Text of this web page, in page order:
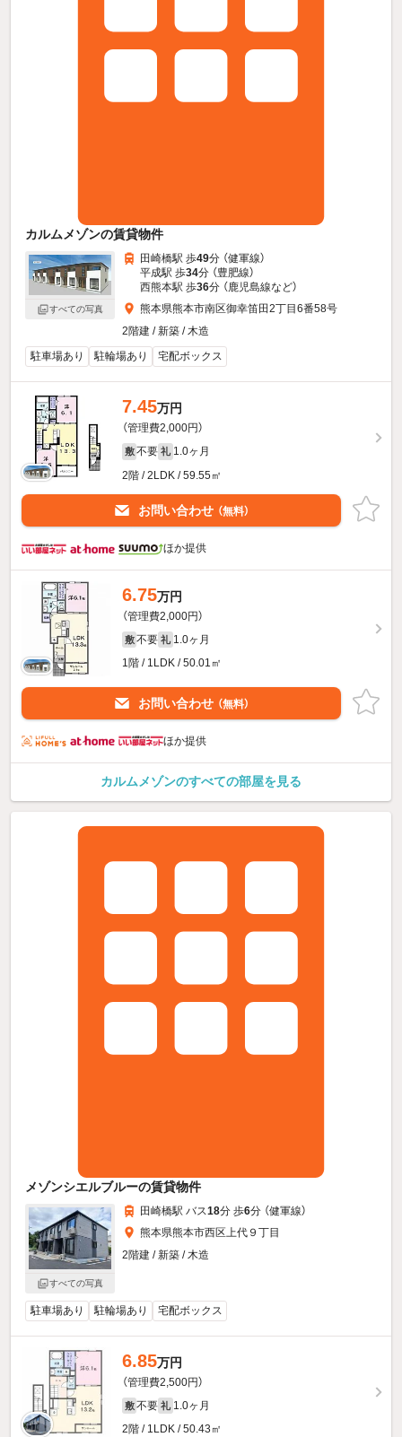
カルムメゾンの賃貸物件
すべての写真
田崎橋駅 歩49分 （健軍線）
平成駅 歩34分 （豊肥線）
西熊本駅 歩36分 （鹿児島線など）
熊本県熊本市南区御幸笛田2丁目6番58号
2階建 / 新築 / 木造
駐車場あり
駐輪場あり 宅配ボックス
7.45万円
（管理費2,000円）
敷 不要 礼 1.0ヶ月
2階 / 2LDK / 59.55㎡
お問い合わせ （無料）
ほか提供
6.75万円
（管理費2,000円）
敷 不要 礼 1.0ヶ月
1階 / 1LDK / 50.01㎡
お問い合わせ （無料）
ほか提供
カルムメゾンのすべての部屋を見る
メゾンシエルブルーの賃貸物件
すべての写真
田崎橋駅 バス18分 歩6分 （健軍線）
熊本県熊本市西区上代９丁目
2階建 / 新築 / 木造
駐車場あり 駐輪場あり 宅配ボックス
6.85万円
（管理費2,500円）
敷 不要 礼 1.0ヶ月
2階 / 1LDK / 50.43㎡